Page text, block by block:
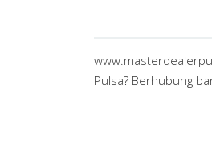
Pulsa? Berhubung